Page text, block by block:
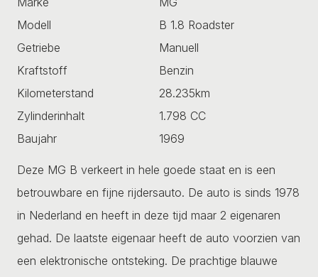
Modell
B 1.8 Roadster
Getriebe
Manuell
Kraftstoff
Benzin
Kilometerstand
28.235km
Zylinderinhalt
1.798 CC
Baujahr
1969
Deze MG B verkeert in hele goede staat en is een
betrouwbare en fijne rijdersauto. De auto is sinds 1978
in Nederland en heeft in deze tijd maar 2 eigenaren
gehad. De laatste eigenaar heeft de auto voorzien van
een elektronische ontsteking. De prachtige blauwe